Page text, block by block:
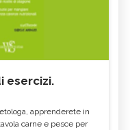
esercizi.
apprenderete in
carne e pesce per